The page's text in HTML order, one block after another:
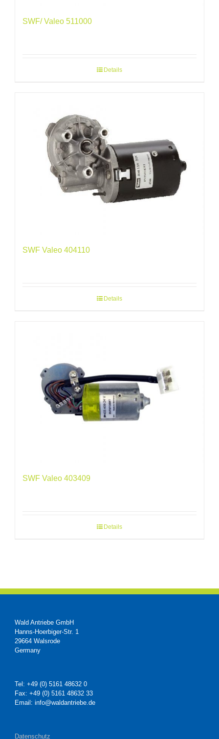
SWF/ Valeo 511000
Details
SWF Valeo 404110
Details
SWF Valeo 403409
Details
Wald Antriebe GmbH
Hanns-Hoerbiger-Str. 1
29664 Walsrode
Germany
Tel: +49 (0) 5161 48632 0
Fax: +49 (0) 5161 48632 33
Email: info@waldantriebe.de
Datenschutz